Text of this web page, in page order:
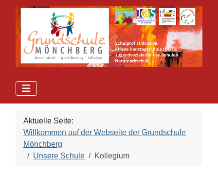
Aktuelle Seite:
Willkommen auf der Webseite der Grundschule
Mönchberg
Unsere Schule
Kollegium